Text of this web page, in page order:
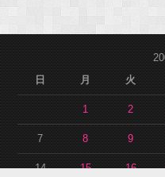
日
月 火
1 2
7 8 9
14 15 16